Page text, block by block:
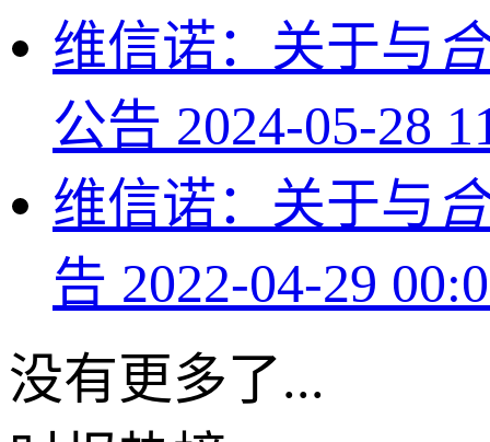
维信诺：关于与
公告 2024-05-28
维信诺：关于与
告 2022-04-29
没有更多了...